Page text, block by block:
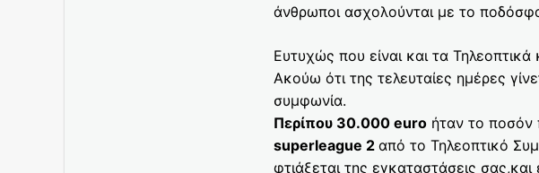
άνθρωποι ασχολούνται με το
Ευτυχώς που είναι και τα
Ακούω ότι της τελευταίες ημέρες
συμφωνία.
Περίπου 30.000 euroήταν το ποσόν
superleague 2 από το Τηλεοπτικό
φτιάξεται της εγκαταστάσεις